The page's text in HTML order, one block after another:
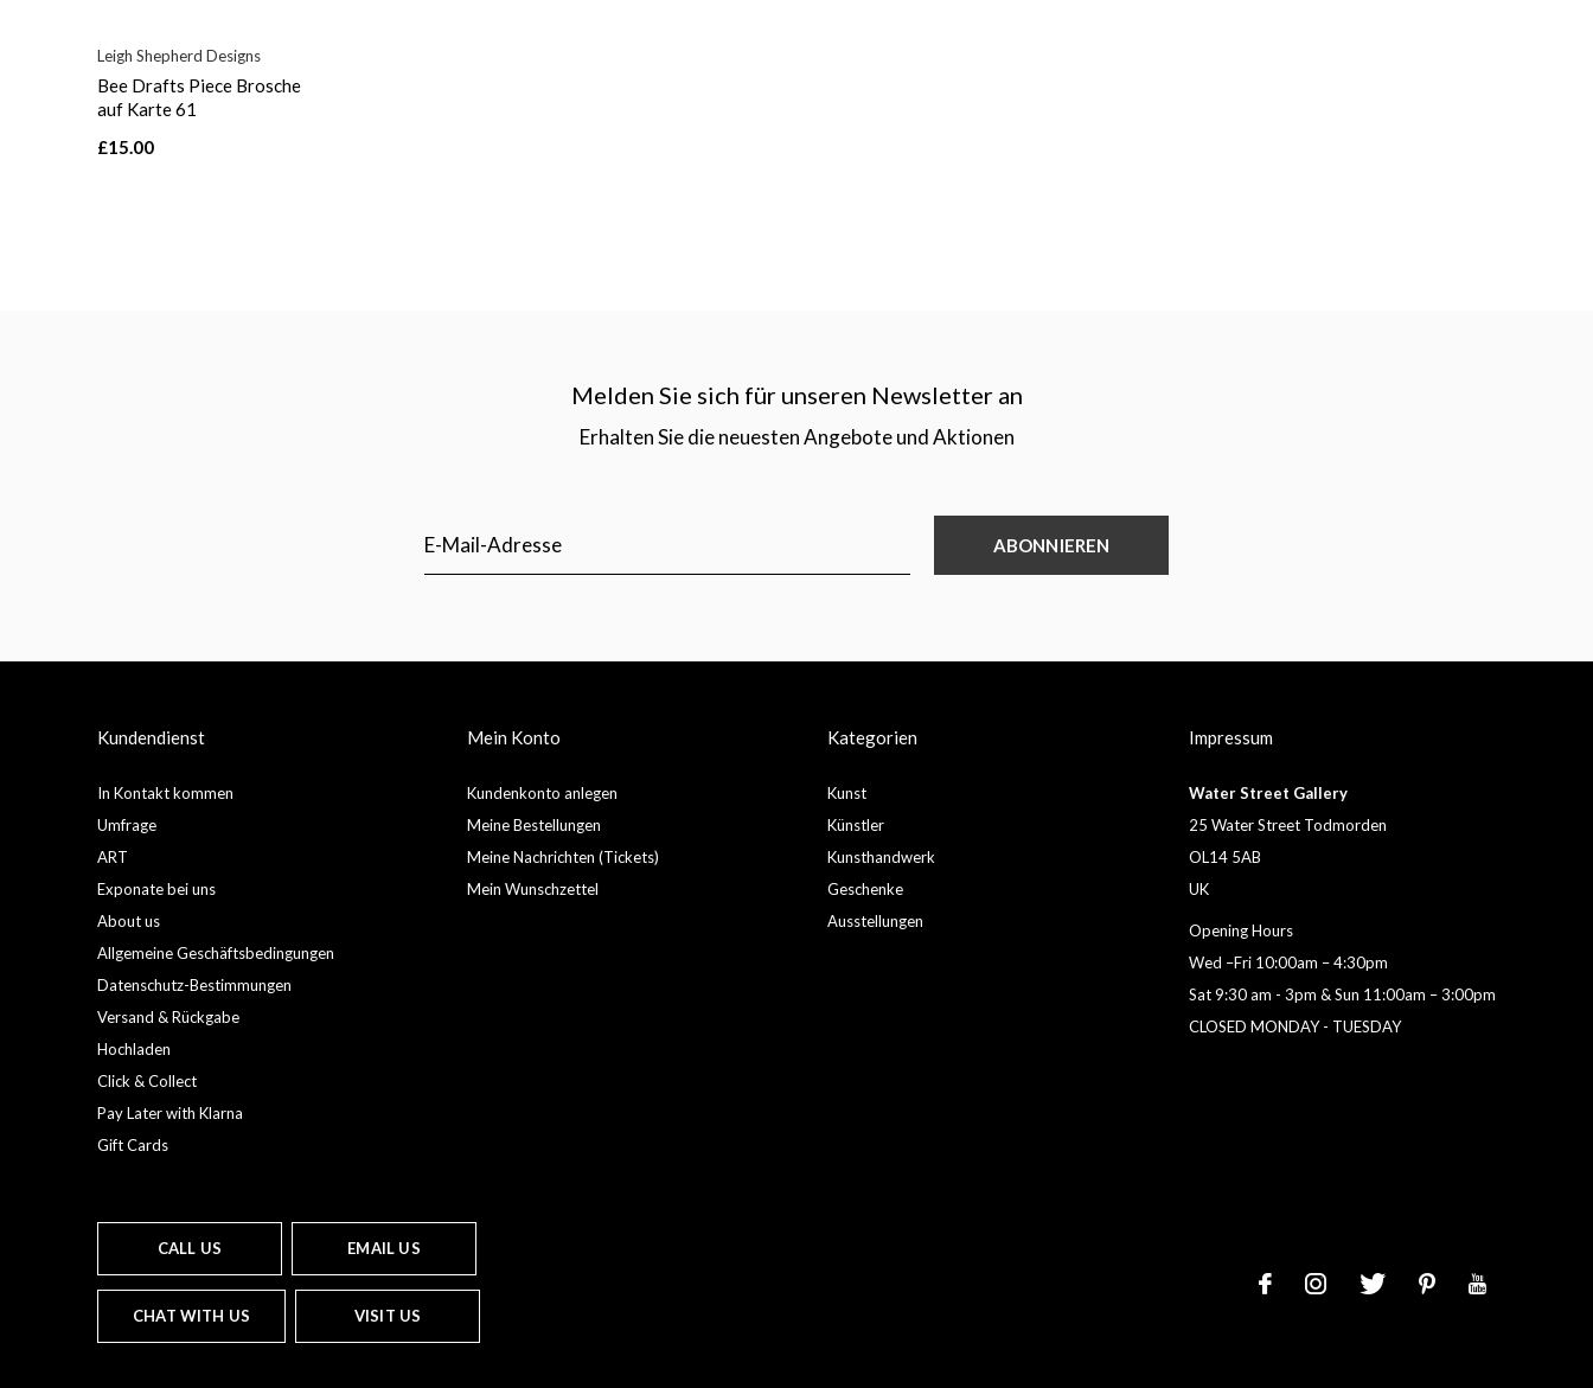
Leigh Shepherd Designs
Bee Drafts Piece Brosche
auf Karte 61
£15.00
Melden Sie sich für unseren Newsletter an
Erhalten Sie die neuesten Angebote und Aktionen
ABONNIEREN
Kundendienst
In Kontakt kommen
Umfrage
ART
Exponate bei uns
About us
Allgemeine Geschäftsbedingungen
Datenschutz-Bestimmungen
Versand & Rückgabe
Hochladen
Click & Collect
Pay Later with Klarna
Gift Cards
Mein Konto
Kundenkonto anlegen
Meine Bestellungen
Meine Nachrichten (Tickets)
Mein Wunschzettel
Kategorien
Kunst
Künstler
Kunsthandwerk
Geschenke
Ausstellungen
Impressum
Water Street Gallery
25 Water Street Todmorden
OL14 5AB
UK
Opening Hours
Wed –Fri 10:00am – 4:30pm
Sat 9:30 am - 3pm & Sun 11:00am – 3:00pm
CLOSED MONDAY - TUESDAY
CALL US EMAIL US
CHAT WITH US VISIT US